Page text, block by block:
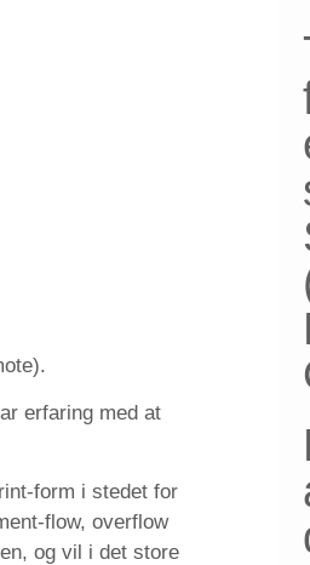
erfaring med at
form i stedet for
flow, overflow
og vil i det store